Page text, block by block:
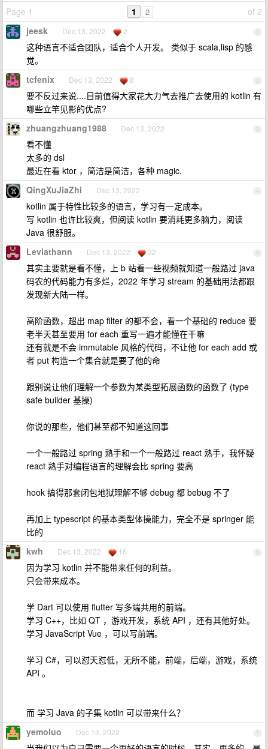
Page 1
of 2
1 2
1
jeesk Dec 13, 2022 2
这种语言不适合团队，适合个人开发。 类似于 scala,lisp 的感
觉。
2
tcfenix Dec 13, 2022 8
要不反过来说....目前值得大家花大力气去推广去使用的 kotlin 有
哪些立竿见影的优点?
3
zhuangzhuang1988 Dec 13, 2022
看不懂
太多的 dsl
最近在看 ktor ，简洁是简洁，各种 magic.
4
QingXuJiaZhi Dec 13, 2022
kotlin 属于特性比较多的语言，学习有一定成本。
写 kotlin 也许比较爽，但阅读 kotlin 要消耗更多脑力，阅读
Java 很舒服。
5
Leviathann Dec 13, 2022 32
其实主要就是看不懂，上 b 站看一些视频就知道一般路过 java
码农的代码能力有多烂，2022 年学习 stream 的基础用法都跟
发现新大陆一样。
高阶函数，超出 map filter 的都不会，看一个基础的 reduce 要
老半天甚至要用 for each 重写一遍才能懂在干嘛
还有就是不会 immutable 风格的代码，不让他 for each add 或
者 put 构造一个集合就是要了他的命
跟别说让他们理解一个参数为某类型拓展函数的函数了 (type
safe builder 基操)
你说的那些，他们甚至都不知道这回事
一个一般路过 spring 熟手和一个一般路过 react 熟手，我怀疑
react 熟手对编程语言的理解会比 spring 要高
hook 搞得那套闭包地狱理解不够 debug 都 bebug 不了
再加上 typescript 的基本类型体操能力，完全不是 springer 能
比的
6
kwh Dec 13, 2022 16
因为学习 kotlin 并不能带来任何的利益。
只会带来成本。
学 Dart 可以使用 flutter 写多端共用的前端。
学习 C++，比如 QT ，游戏开发，系统 API ，还有其他好处。
学习 JavaScript Vue ，可以写前端。
学习 C#，可以怼天怼低，无所不能，前端，后端，游戏，系统
API 。
而 学习 Java 的子集 kotlin 可以带来什么？
7
yemoluo Dec 13, 2022